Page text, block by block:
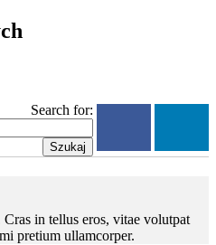
Search for:
Szukaj
in tellus eros, vitae volutpat
pretium ullamcorper.